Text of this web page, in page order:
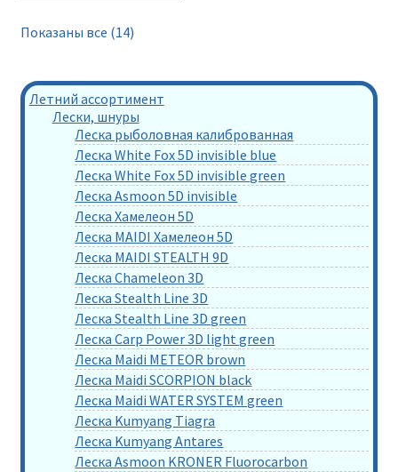
Показаны все (14)
Летний ассортимент
Лески, шнуры
Леска рыболовная калиброванная
Леска White Fox 5D invisible blue
Леска White Fox 5D invisible green
Леска Asmoon 5D invisible
Леска Хамелеон 5D
Леска MAIDI Хамелеон 5D
Леска MAIDI STEALTH 9D
Леска Chameleon 3D
Леска Stealth Line 3D
Леска Stealth Line 3D green
Леска Carp Power 3D light green
Леска Maidi METEOR brown
Леска Maidi SCORPION black
Леска Maidi WATER SYSTEM green
Леска Kumyang Tiagra
Леска Kumyang Antares
Леска Asmoon KRONER Fluorocarbon